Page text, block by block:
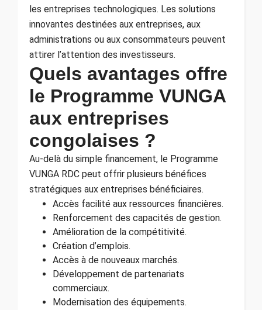
les entreprises technologiques. Les solutions
innovantes destinées aux entreprises, aux
administrations ou aux consommateurs peuvent
attirer l’attention des investisseurs.
Quels avantages offre
le Programme VUNGA
aux entreprises
congolaises ?
Au-delà du simple financement, le Programme
VUNGA RDC peut offrir plusieurs bénéfices
stratégiques aux entreprises bénéficiaires.
Accès facilité aux ressources financières.
Renforcement des capacités de gestion.
Amélioration de la compétitivité.
Création d’emplois.
Accès à de nouveaux marchés.
Développement de partenariats
commerciaux.
Modernisation des équipements.